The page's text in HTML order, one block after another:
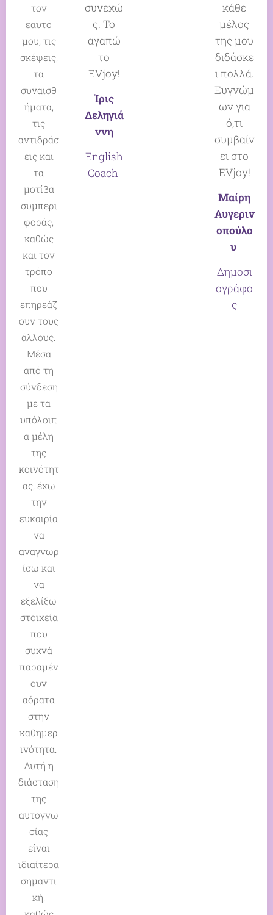
τον
εαυτό
μου, τις
σκέψεις,
τα
συναισθ
ήματα,
τις
αντιδράσ
εις και
τα
μοτίβα
συμπερι
φοράς,
καθώς
και τον
τρόπο
που
επηρεάζ
ουν τους
άλλους.
Μέσα
από τη
σύνδεση
με τα
υπόλοιπ
α μέλη
της
κοινότητ
ας, έχω
την
ευκαιρία
να
αναγνωρ
ίσω και
να
εξελίξω
στοιχεία
που
συχνά
παραμέν
ουν
αόρατα
στην
καθημερ
ινότητα.
Αυτή η
διάσταση
της
αυτογνω
σίας
είναι
ιδιαίτερα
σημαντι
κή,
συνεχώ
ς. Το
αγαπώ
το
EVjoy!
Ίρις
Δεληγιά
ννη
English
Coach
κάθε
μέλος
της μου
διδάσκε
ι πολλά.
Ευγνώμ
ων για
ό,τι
συμβαίν
ει στο
EVjoy!
Μαίρη
Αυγεριν
οπούλο
υ
Δημοσι
ογράφο
ς